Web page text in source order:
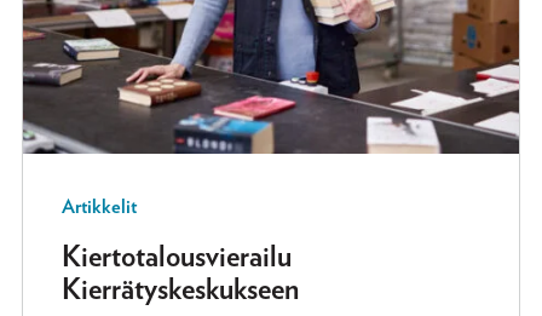
Artikkelit
Kiertotalousvierailu
Kierrätyskeskukseen